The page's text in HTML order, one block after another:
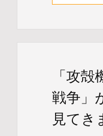
「攻
戦争」
見てき